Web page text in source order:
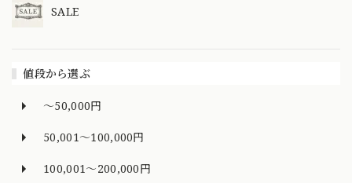
SALE
値段から選ぶ
～50,000円
50,001～100,000円
100,001～200,000円